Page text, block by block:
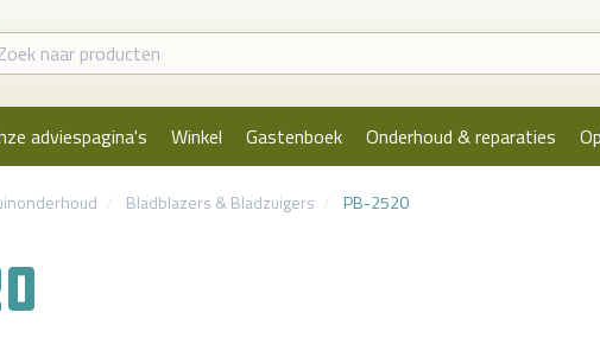
adviespagina's Winkel Gastenboek Onderhoud & reparaties
Bladblazers & Bladzuigers PB-2520